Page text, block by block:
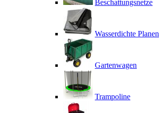
Beschattungsnetze
Wasserdichte Planen
Gartenwagen
Trampoline